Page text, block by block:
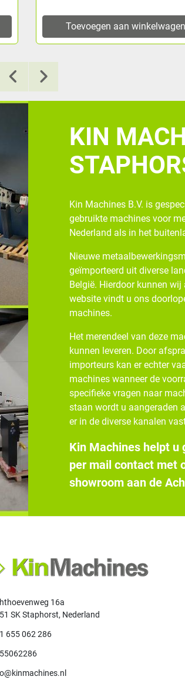
Toevoegen aan winkelwagen
KIN
Kin Machines B.V. is
gebruikte machines voor
Nederland als in het
Nieuwe
geïmporteerd uit diverse
België. Hierdoor kunnen
website vindt u ons
machines.
Het merendeel van deze
kunnen leveren. Door
importeurs kan er echter
machines wanneer de
specifieke vragen naar
staan wordt u aangeraden
er in de diverse kanalen
Kin Machines helpt u
per mail contact met
showroom aan de
16a
SK Staphorst, Nederland
655 062 286